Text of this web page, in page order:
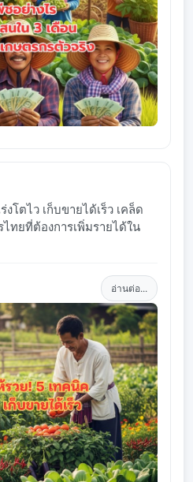
โตไว เก็บขายได้เร็ว เคล็ด
ทยที่ต้องการเพิ่มรายได้ใน
อ่านต่อ...